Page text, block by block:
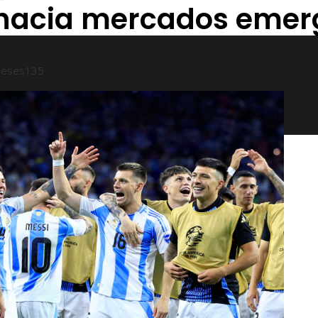
mercados